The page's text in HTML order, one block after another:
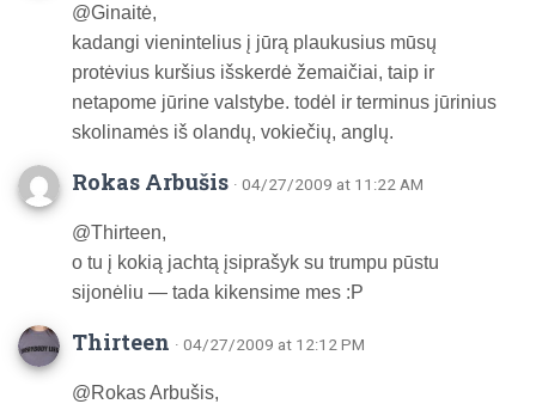
@Ginaitė,
kadangi vienintelius į jūrą plaukusius mūsų
protėvius kuršius išskerdė žemaičiai, taip ir
netapome jūrine valstybe. todėl ir terminus jūrinius
skolinamės iš olandų, vokiečių, anglų.
Rokas Arbušis · 04/27/2009 at 11:22 AM
@Thirteen,
o tu į kokią jachtą įsiprašyk su trumpu pūstu
sijonėliu — tada kikensime mes :P
Thirteen · 04/27/2009 at 12:12 PM
@Rokas Arbušis,